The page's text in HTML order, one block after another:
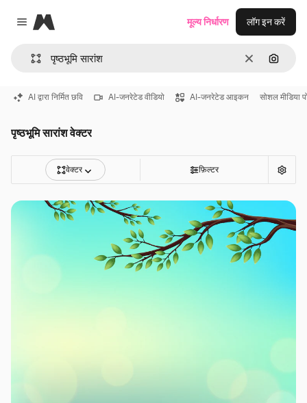
Close menu
Magnific
साफ़ इमेज से
मूल्य निर्धारण लॉग इन करें
AI द्वारा निर्मित छवि AI-जनरेटेड वीडियो AI-जनरेटेड आइकन सोशल मीडिया
पृष्ठभूमि सारांश वेक्टर
वेक्टर फ़िल्टर